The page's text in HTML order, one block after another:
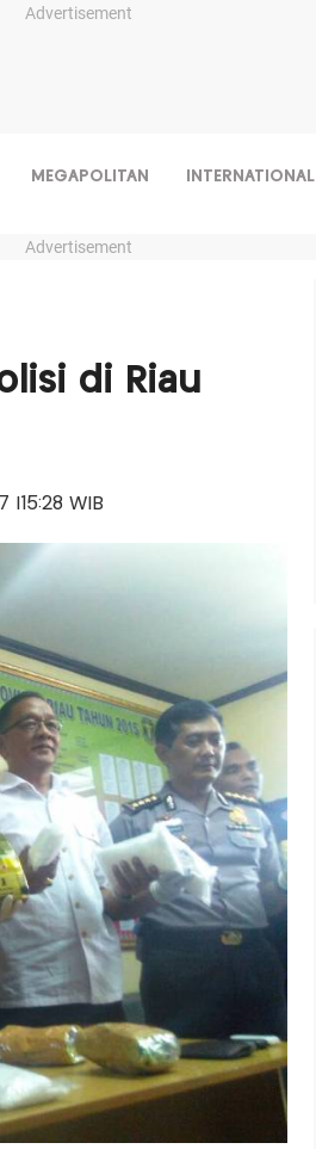
Advertisement
MEGAPOLITAN INTERNATIONAL
Advertisement
di Riau
|15:28 WIB